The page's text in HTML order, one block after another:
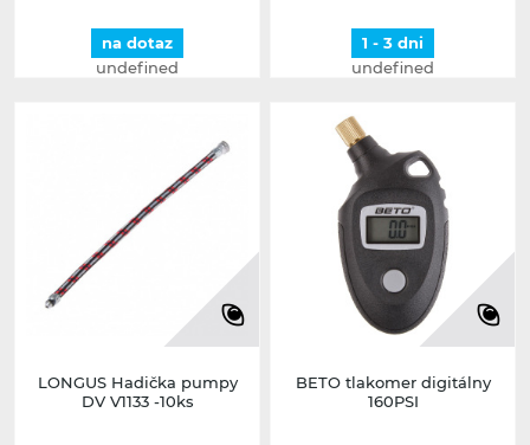
na dotaz
undefined
1 - 3 dni
undefined
LONGUS Hadička pumpy
DV V1133 -10ks
BETO tlakomer digitálny
160PSI